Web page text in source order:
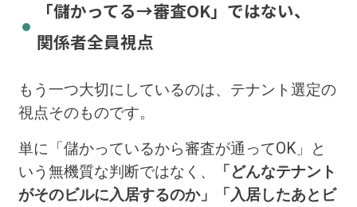
「儲かってる→審査OK」ではない、
関係者全員視点
もう一つ大切にしているのは、テナント選定の
視点そのものです。
単に「儲かっているから審査が通ってOK」と
いう無機質な判断ではなく、
「どんなテナント
がそのビルに入居するのか」「入居したあとビ